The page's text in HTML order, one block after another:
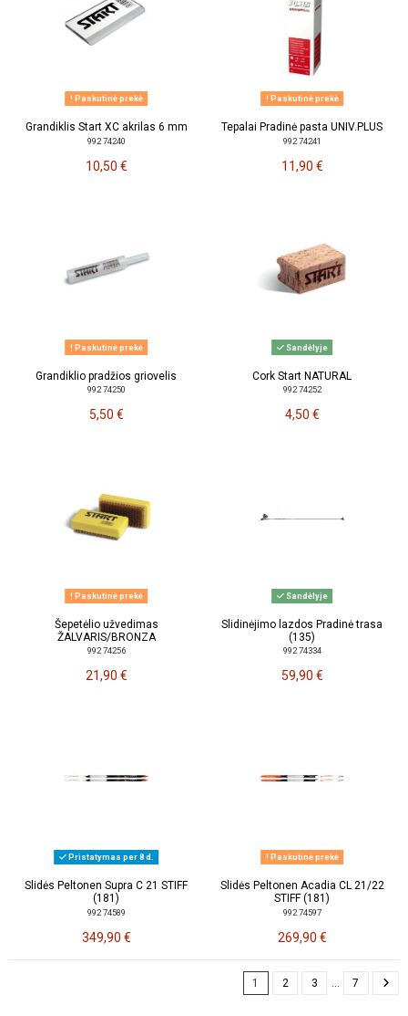
Paskutinė prekė
Grandiklis Start XC akrilas 6 mm
992 74240
10,50 €
Paskutinė prekė
Tepalai Pradinė pasta UNIV.PLUS
992 74241
11,90 €
Paskutinė prekė
Grandiklio pradžios griovelis
992 74250
5,50 €
Sandėlyje
Cork Start NATURAL
992 74252
4,50 €
Paskutinė prekė
Šepetėlio užvedimas
ŽALVARIS/BRONZA
992 74256
21,90 €
Sandėlyje
Slidinėjimo lazdos Pradinė trasa
(135)
992 74334
59,90 €
Pristatymas per 8 d.
Slidės Peltonen Supra C 21 STIFF
(181)
992 74589
349,90 €
Paskutinė prekė
Slidės Peltonen Acadia CL 21/22
STIFF (181)
992 74597
269,90 €
1 2 3 … 7